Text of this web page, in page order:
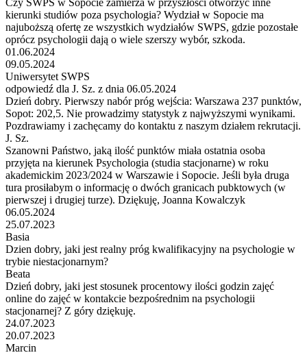
kierunki studiów poza psychologia? Wydział w Sopocie ma
najuboższą ofertę ze wszystkich wydziałów SWPS, gdzie pozostałe
oprócz psychologii dają o wiele szerszy wybór, szkoda.
01.06.2024
09.05.2024
Uniwersytet SWPS
odpowiedź dla J. Sz. z dnia 06.05.2024
Dzień dobry. Pierwszy nabór próg wejścia: Warszawa 237 punktów,
Sopot: 202,5. Nie prowadzimy statystyk z najwyższymi wynikami.
Pozdrawiamy i zachęcamy do kontaktu z naszym działem rekrutacji.
J. Sz.
Szanowni Państwo, jaką ilość punktów miała ostatnia osoba
przyjęta na kierunek Psychologia (studia stacjonarne) w roku
akademickim 2023/2024 w Warszawie i Sopocie. Jeśli była druga
tura prosiłabym o informację o dwóch granicach pubktowych (w
pierwszej i drugiej turze). Dziękuję, Joanna Kowalczyk
06.05.2024
25.07.2023
Basia
Dzien dobry, jaki jest realny próg kwalifikacyjny na psychologie w
trybie niestacjonarnym?
Beata
Dzień dobry, jaki jest stosunek procentowy ilości godzin zajęć
online do zajęć w kontakcie bezpośrednim na psychologii
stacjonarnej? Z góry dziękuję.
24.07.2023
20.07.2023
Marcin